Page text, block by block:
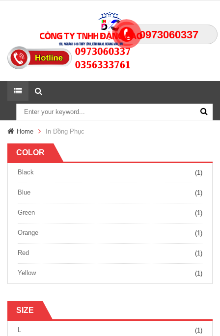
0973060337
Home In Đồng Phục
COLOR
Black (1)
Blue (1)
Green (1)
Orange (1)
Red (1)
Yellow (1)
SIZE
(1)
0973060337